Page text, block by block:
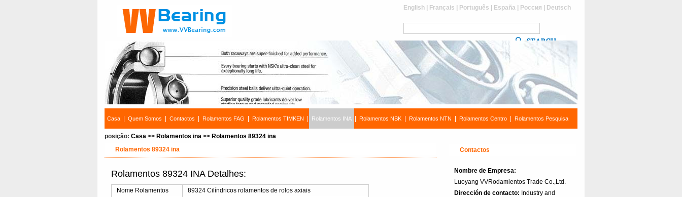
English Français Português España Россия Deutsch
Casa Quem Somos Contactos Rolamentos FAG Rolamentos TIMKEN Rolamentos INA Rolamentos NSK Rolamentos NTN Rolamentos Centro Rolamentos Pesquisa
posição: Casa >> Rolamentos ina >> Rolamentos 89324 ina
Rolamentos 89324 ina
Rolamentos 89324 INA Detalhes:
Nome Rolamentos
89324 Cilíndricos rolamentos de rolos axiais
Contactos
Nombre de Empresa:
Luoyang VVRodamientos Trade Co.,Ltd.
Dirección de contacto: Industry and